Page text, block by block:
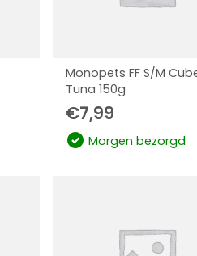
Monopets FF S/M
Tuna 150g
€7,99
Morgen bezorgd